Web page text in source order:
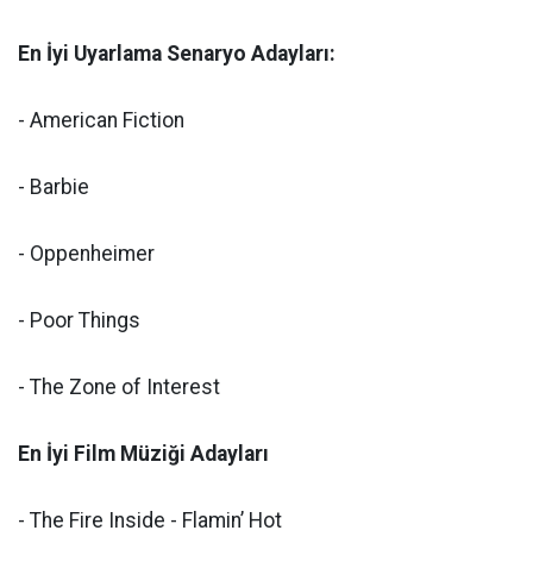
En İyi Uyarlama Senaryo Adayları:
- American Fiction
- Barbie
- Oppenheimer
- Poor Things
- The Zone of Interest
En İyi Film Müziği Adayları
- The Fire Inside - Flamin’ Hot